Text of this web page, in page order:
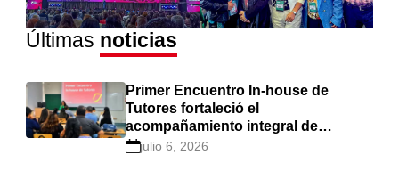
Últimas noticias
Primer Encuentro In-house de
Tutores fortaleció el
acompañamiento integral de
estudiantes en Cayetano Heredia
julio 6, 2026